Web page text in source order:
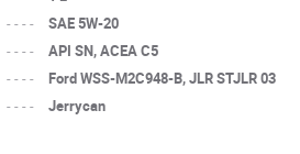
----
SAE 5W-20
----
API SN, ACEA C5
----
Ford WSS-M2C948-B, JLR STJLR 03
---- Jerrycan